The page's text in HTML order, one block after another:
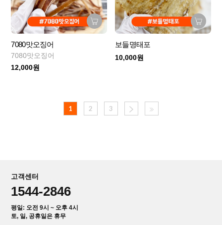
7080맛오징어
7080맛오징어
12,000원
보들명태포
10,000원
1 2 3
고객센터
1544-2846
평일: 오전 9시 ~ 오후 4시
토, 일, 공휴일은 휴무